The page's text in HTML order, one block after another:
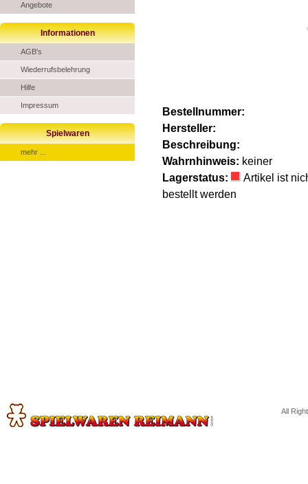
Angebote
Informationen
AGB's
Wiederrufsbelehrung
Hilfe
Impressum
Spielwaren
mehr ...
Bestellnummer:
Hersteller:
Beschreibung:
Wahrnhinweis: keiner
Lagerstatus:
Artikel ist
bestellt werden
All